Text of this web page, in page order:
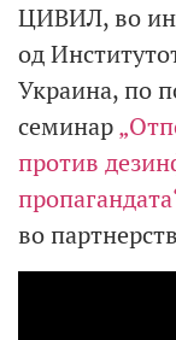
ЦИВИЛ, во
од
Украина, по
семинар
против
во